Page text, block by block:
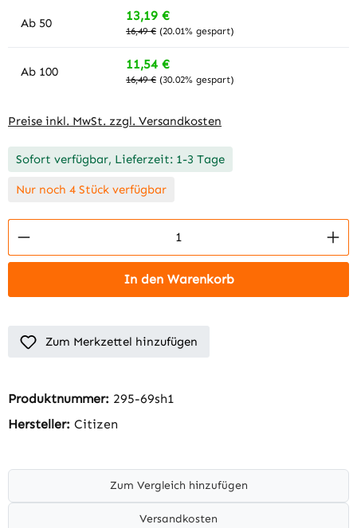
Ab 50 13,19 €
16,49 € (20.01% gespart)
Ab 100 11,54 €
16,49 € (30.02% gespart)
Preise inkl. MwSt. zzgl. Versandkosten
Sofort verfügbar, Lieferzeit: 1-3 Tage
Nur noch 4 Stück verfügbar
Produkt Anzahl: Gib den gewünschten
In den Warenkorb
Zum Merkzettel hinzufügen
Produktnummer: 295-69sh1
Hersteller: Citizen
Zum Vergleich hinzufügen
Versandkosten